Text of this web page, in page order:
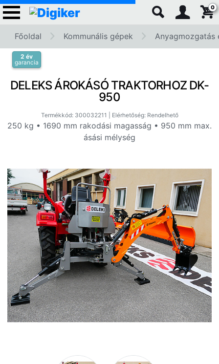
0
Főoldal Kommunális gépek Anyagmozgatás
2 év
garancia
DELEKS ÁROKÁSÓ TRAKTORHOZ DK-
950
Termékkód: 300032211 | Elérhetőség: Rendelhető
250 kg • 1690 mm rakodási magasság • 950 mm max.
ásási mélység